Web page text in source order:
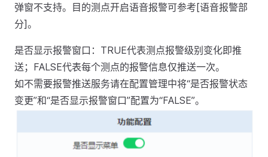
弹窗不支持。目的测点开启语音报警可参考[语音报警部
分]。
是否显示报警窗口：TRUE代表测点报警级别变化即推
送；FALSE代表每个测点的报警信息仅推送一次。
如不需要报警推送服务请在配置管理中将“是否报警状态
变更”和“是否显示报警窗口”配置为“FALSE”。